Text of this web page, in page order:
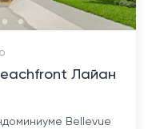
Лайан
Bellevue